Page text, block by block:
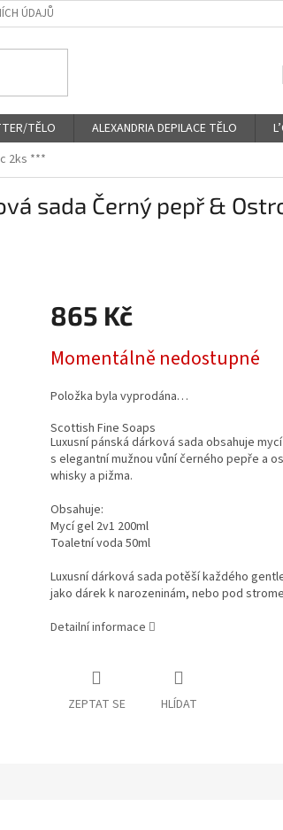
ÚDAJŮ
TĚLO ALEXANDRIA DEPILACE TĚLO
2ks ***
sada Černý pepř &
865 Kč
cena:
Momentálně nedostupné
Položka byla vyprodána…
Scottish Fine Soaps
Luxusní pánská dárková sada obsahuje
s elegantní mužnou vůní černého pepře a
whisky a pižma.
Obsahuje:
Mycí gel 2v1 200ml
Toaletní voda 50ml
Luxusní dárková sada potěší každého
jako dárek k narozeninám, nebo pod
Detailní informace
ZEPTAT SE HLÍDAT